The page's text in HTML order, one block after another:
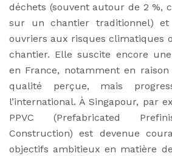
déchets (souvent autour de 2 %,
sur un chantier traditionnel) et
ouvriers aux risques climatiques
chantier. Elle suscite encore
en France, notamment en
qualité perçue, mais
l’international. À Singapour, par
PPVC (Prefabricated
Construction) est devenue
objectifs ambitieux en matière